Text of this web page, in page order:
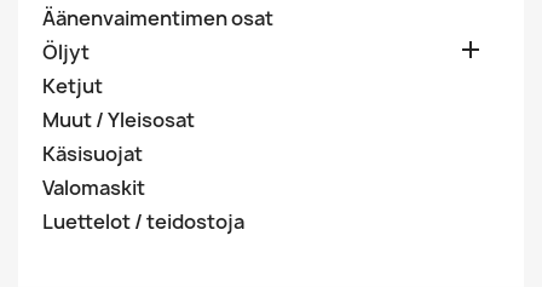
Äänenvaimentimen osat
Öljyt

Ketjut
Muut / Yleisosat
Käsisuojat
Valomaskit
Luettelot / teidostoja